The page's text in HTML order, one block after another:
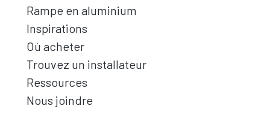
Rampe en aluminium
Inspirations
Où acheter
Trouvez un installateur
Ressources
Nous joindre